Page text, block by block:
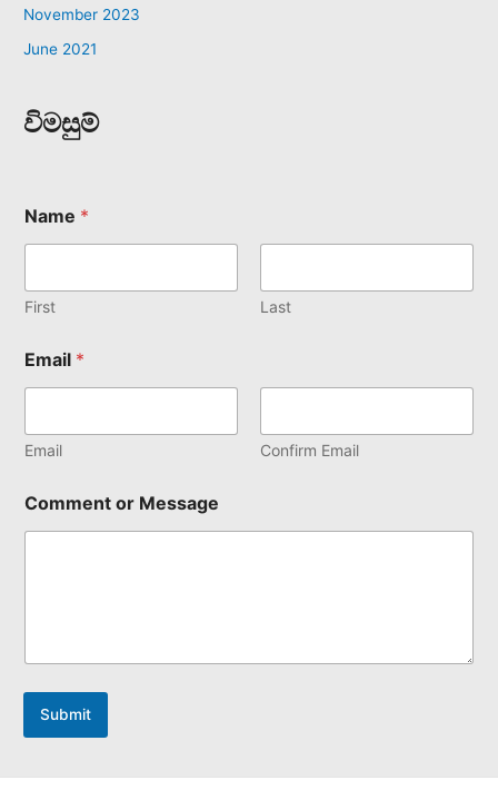
November 2023
June 2021
විමසුම්
Name *
First Last
Email *
Email Confirm Email
Comment or Message
Submit